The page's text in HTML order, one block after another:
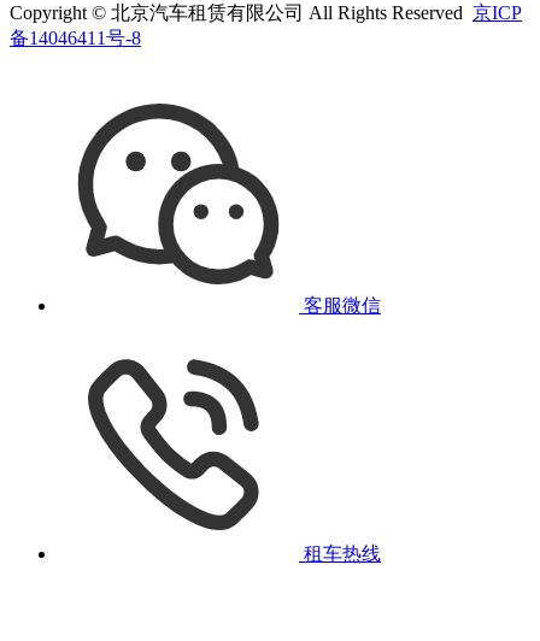
Copyright © 北京汽车租赁有限公司 All Rights Reserved 京ICP
备14046411号-8
客服微信
租车热线